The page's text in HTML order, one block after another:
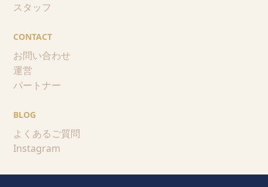
スタッフ
CONTACT
お問い合わせ
運営
パートナー
BLOG
よくあるご質問
Instagram